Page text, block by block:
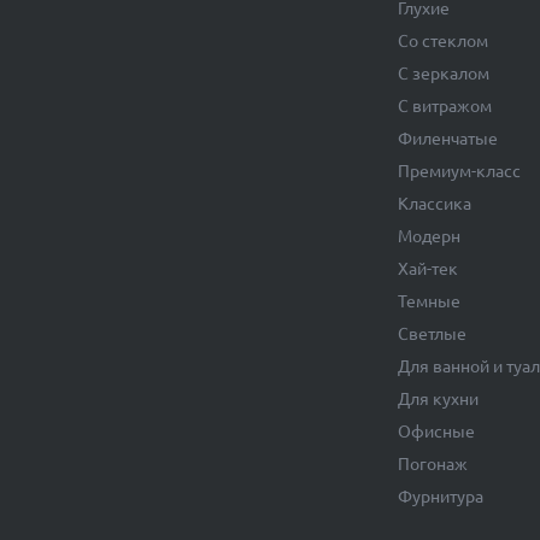
Глухие
Со стеклом
С зеркалом
С витражом
Филенчатые
Премиум-класс
Классика
Модерн
Хай-тек
Темные
Светлые
Для ванной и
Для кухни
Офисные
Погонаж
Фурнитура